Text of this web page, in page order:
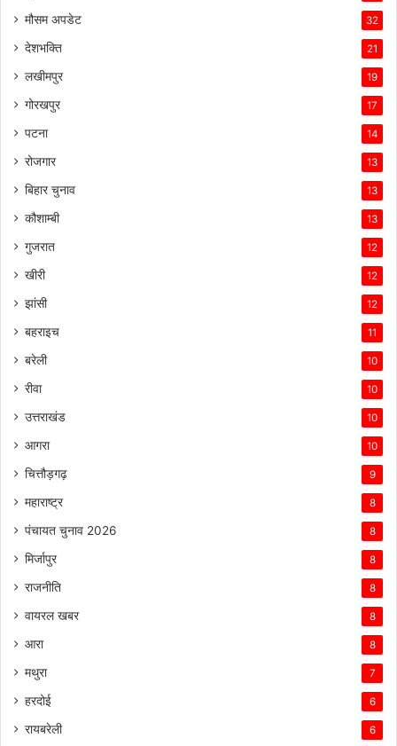
मौसम अपडेट 32
देशभक्ति 21
लखीमपुर 19
गोरखपुर 17
पटना 14
रोजगार 13
बिहार चुनाव 13
कौशाम्बी 13
गुजरात 12
खीरी 12
झांसी 12
बहराइच 11
बरेली 10
रीवा 10
उत्तराखंड 10
आगरा 10
चित्तौड़गढ़ 9
महाराष्ट्र 8
पंचायत चुनाव 2026 8
मिर्जापुर 8
राजनीति 8
वायरल खबर 8
आरा 8
मथुरा 7
हरदोई 6
रायबरेली 6